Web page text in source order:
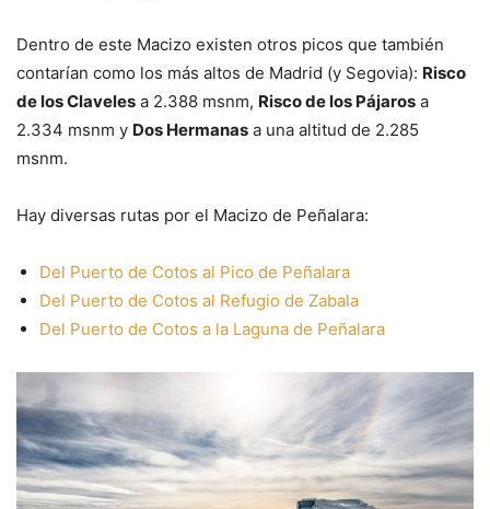
Dentro de este Macizo existen otros picos que también
contarían como los más altos de Madrid (y Segovia): Risco
de los Claveles a 2.388 msnm, Risco de los Pájaros a
2.334 msnm y Dos Hermanas a una altitud de 2.285
msnm.
Hay diversas rutas por el Macizo de Peñalara:
Del Puerto de Cotos al Pico de Peñalara
Del Puerto de Cotos al Refugio de Zabala
Del Puerto de Cotos a la Laguna de Peñalara